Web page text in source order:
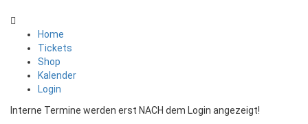
Home
Tickets
Shop
Kalender
Login
Interne Termine werden erst NACH dem Login angezeigt!